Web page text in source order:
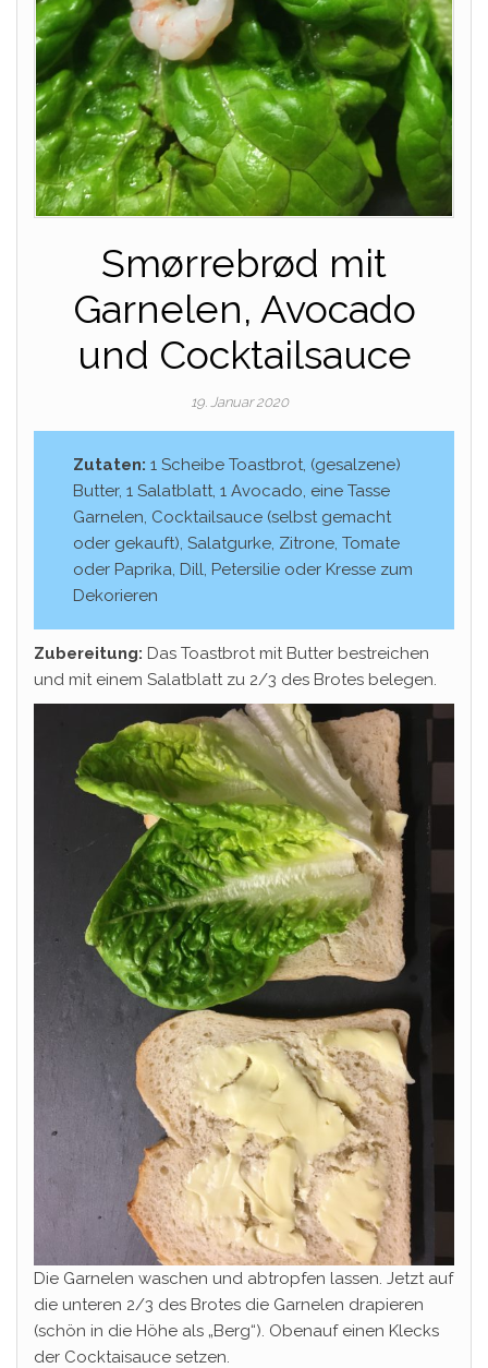
Smørrebrød mit
Garnelen, Avocado
und Cocktailsauce
19. Januar 2020
Zutaten: 1 Scheibe Toastbrot, (gesalzene)
Butter, 1 Salatblatt, 1 Avocado, eine Tasse
Garnelen, Cocktailsauce (selbst gemacht
oder gekauft), Salatgurke, Zitrone, Tomate
oder Paprika, Dill, Petersilie oder Kresse zum
Dekorieren
Zubereitung: Das Toastbrot mit Butter bestreichen
und mit einem Salatblatt zu 2/3 des Brotes belegen.
Die Garnelen waschen und abtropfen lassen. Jetzt auf
die unteren 2/3 des Brotes die Garnelen drapieren
(schön in die Höhe als „Berg“). Obenauf einen Klecks
der Cocktaisauce setzen.